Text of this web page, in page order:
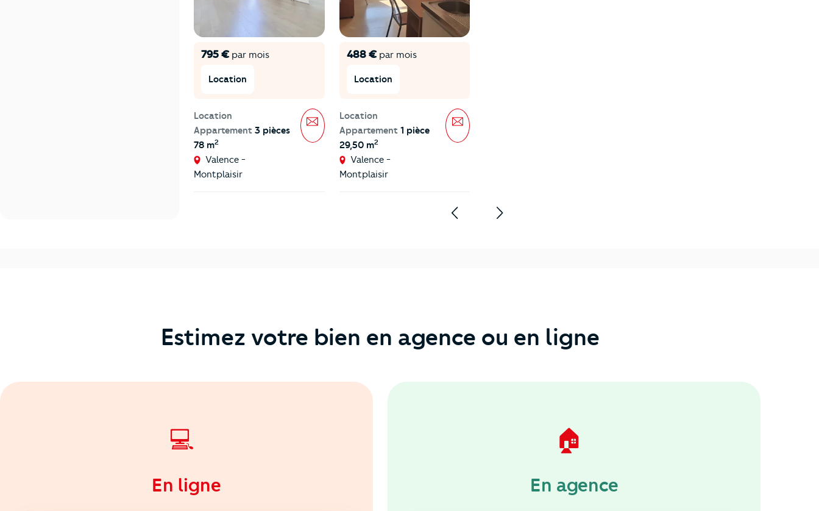
795 €par mois
Location
Location
Appartement 3 pièces
78 m2
Valence -
Montplaisir
Message
488 €par mois
Location
Location
Appartement 1 pièce
29,50 m2
Valence -
Montplaisir
Message
Estimez votre bien en agence ou en ligne
💻
En ligne
🏠
En agence